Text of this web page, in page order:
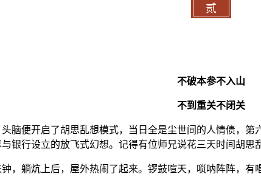
贰
不破本参不入山
不到重关不闭关
脑便开启了胡思乱想模式，当日全是尘世间的人情债，
银行设立的放飞式幻想。记得有位师兄说花三天时间胡思
，躺炕上后，屋外热闹了起来。锣鼓喧天，唢呐阵阵，